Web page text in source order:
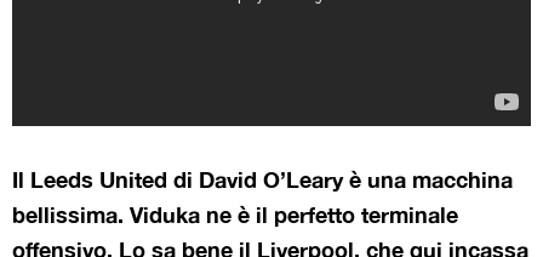
Il Leeds United di David O’Leary è una macchina
bellissima. Viduka ne è il perfetto terminale
offensivo. Lo sa bene il Liverpool, che qui incassa